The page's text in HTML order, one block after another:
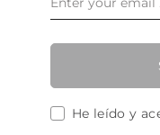
He leído y